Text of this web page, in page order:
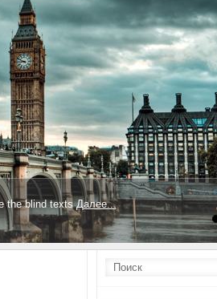
the blind textsДалее...